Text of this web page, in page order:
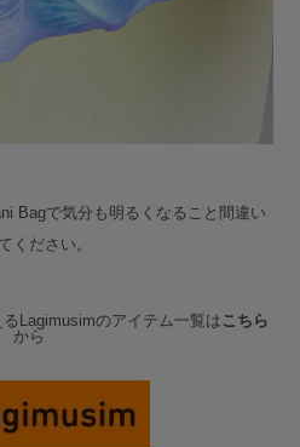
Bagで気分も明るくなること間違い
ください。
Lagimusimのアイテム一覧は こちら
から